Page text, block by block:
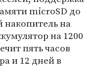
microSD до
накопитель на
на 1200
пять часов
и 12 дней в